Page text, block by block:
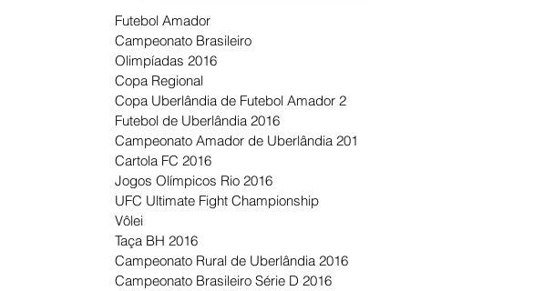
Futebol Amador
Campeonato Brasileiro
Olimpíadas 2016
Copa Regional
Copa Uberlândia de Futebol Amador 2
Futebol de Uberlândia 2016
Campeonato Amador de Uberlândia 201
Cartola FC 2016
Jogos Olímpicos Rio 2016
UFC Ultimate Fight Championship
Vôlei
Taça BH 2016
Campeonato Rural de Uberlândia 2016
Campeonato Brasileiro Série D 2016